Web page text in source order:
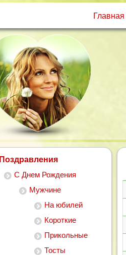
Главная
Поздравления
С Днем Рождения
Мужчине
На юбилей
Короткие
Прикольные
Тосты